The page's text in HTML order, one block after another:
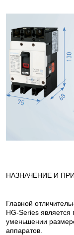
НАЗНАЧЕНИЕ И
Главной
HG-Series
уменьшении
аппаратов.